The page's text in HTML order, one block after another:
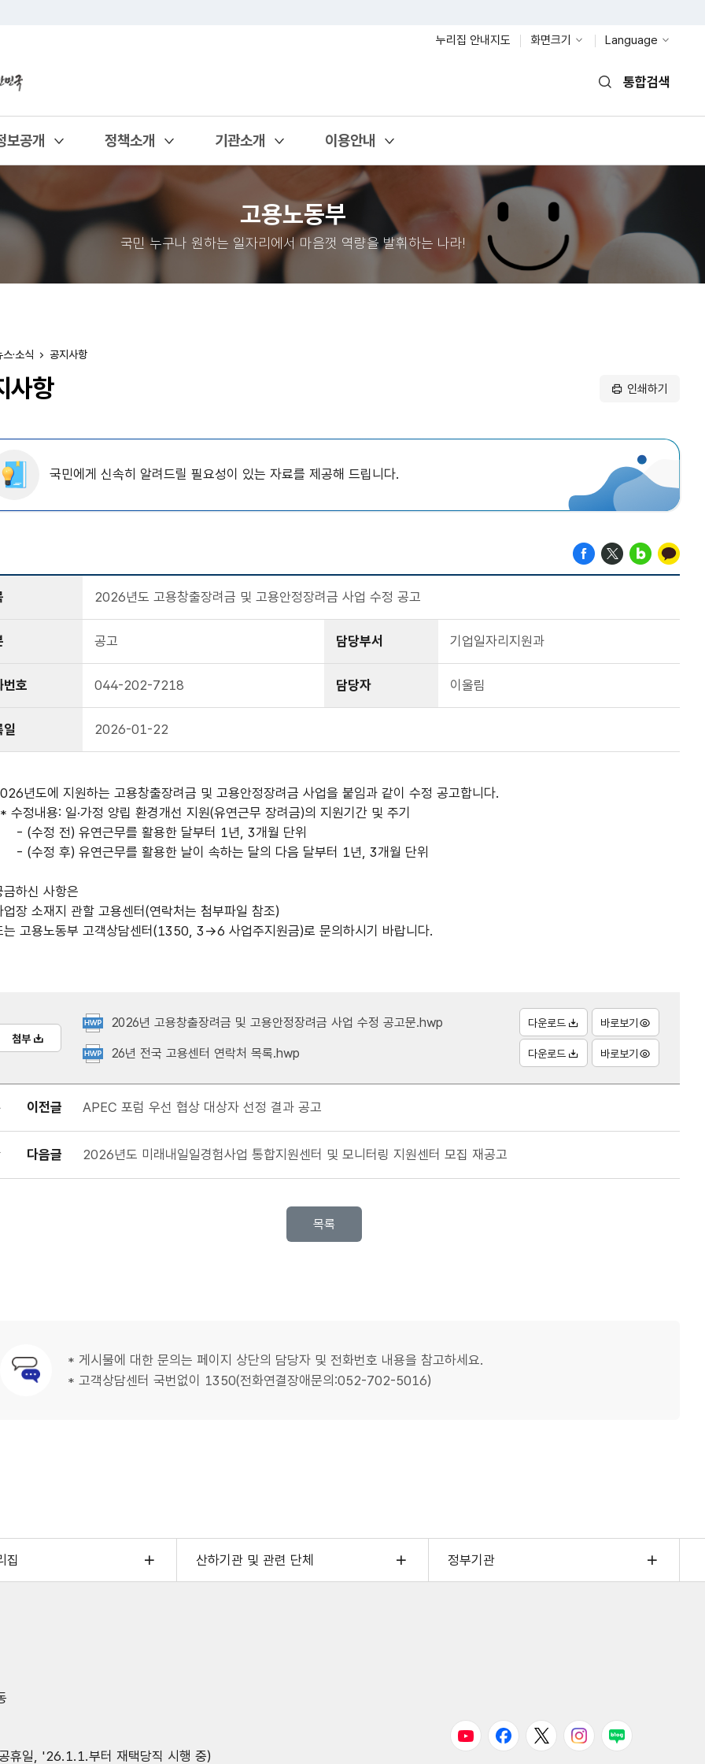
누리집 안내지도 화면크기 Language
통합검색
보공개
기
정책소개
열기
기관소개
열기
이용안내
열기
고용노동부
국민 누구나 원하는 일자리에서 마음껏 역량을 발휘하는 나라!
사항
스·소식 공지사항
인쇄하기
국민에게 신속히 알려드릴 필요성이 있는 자료를 제공해 드립니다.
2026년도 고용창출장려금 및 고용안정장려금 사업 수정 공고
공고 담당부서 기업일자리지원과
번호 044-202-7218 담당자 이울림
일 2026-01-22
년도에 지원하는 고용창출장려금 및 고용안정장려금 사업을 붙임과 같이 수정 공고합니다.
정내용: 일·가정 양립 환경개선 지원(유연근무 장려금)의 지원기간 및 주기
수정 전) 유연근무를 활용한 달부터 1년, 3개월 단위
수정 후) 유연근무를 활용한 날이 속하는 달의 다음 달부터 1년, 3개월 단위
금하신 사항은
업장 소재지 관할 고용센터(연락처는 첨부파일 참조)
는 고용노동부 고객상담센터(1350, 3->6 사업주지원금)로 문의하시기 바랍니다.
첨부
2026년 고용창출장려금 및 고용안정장려금 사업 수정 공고문.hwp 다운로드 바로보기
26년 전국 고용센터 연락처 목록.hwp 다운로드 바로보기
이전글 APEC 포럼 우선 협상 대상자 선정 결과 공고
다음글 2026년도 미래내일일경험사업 통합지원센터 및 모니터링 지원센터 모집 재공고
목록
문의안내
* 게시물에 대한 문의는 페이지 상단의 담당자 및 전화번호 내용을 참고하세요.
* 고객상담센터 국번없이 1350(전화연결장애문의:052-702-5016)
집 산하기관 및 관련 단체 정부기관
휴일, '26.1.1.부터 재택당직 시행 중)
유튜브 페이스북트위터 인스타그램
블로그